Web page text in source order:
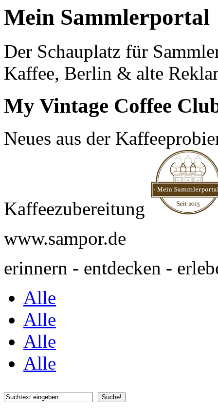
Mein Sammlerportal
Der Schauplatz für
Kaffee, Berlin & alte
My Vintage Coffee
Neues aus der
Kaffeezubereitung
www.sampor.de
erinnern - entdecken -
Alle
Alle
Alle
Alle